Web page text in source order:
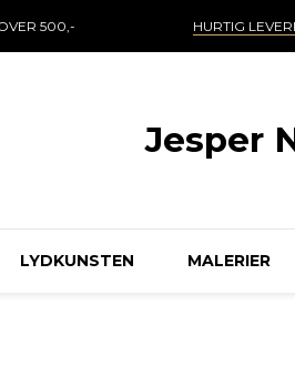
500,- HURTIG
Jesper
LYDKUNSTEN MALERIER